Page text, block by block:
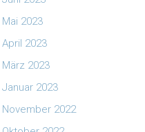
Mai 2023
April 2023
März 2023
Januar 2023
November 2022